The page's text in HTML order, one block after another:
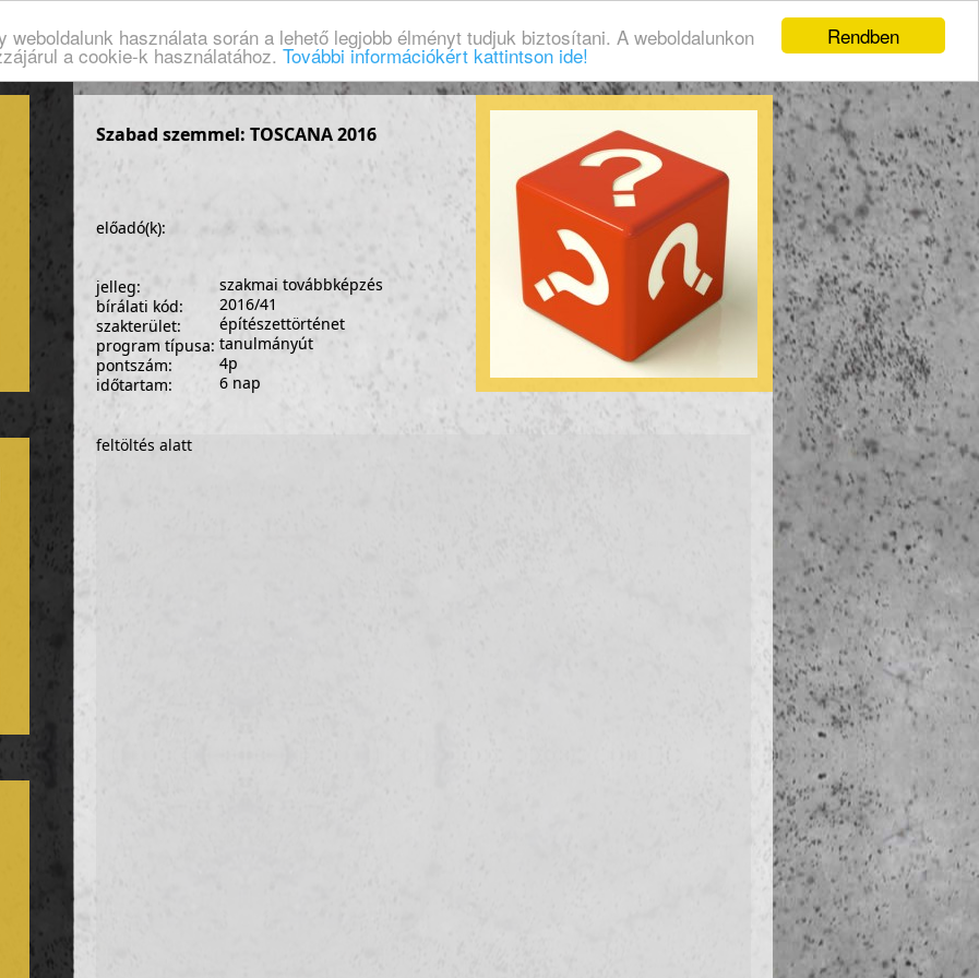
Rendben
használata során a lehető legjobb élményt tudjuk biztosítani. A weboldalunkon
a cookie-k használatához. További információkért kattintson ide!
Szabad szemmel: TOSCANA 2016
előadó(k):
jelleg:
szakmai továbbképzés
bírálati kód:
2016/41
szakterület:
építészettörténet
program típusa: tanulmányút
pontszám:
4p
időtartam:
6 nap
feltöltés alatt